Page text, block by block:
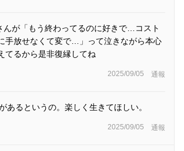
んが「もう終わってるのに好きで…コスト
手放せなくて変で…」って泣きながら本心
てるから是非復縁してね
2025/09/05 通報
あるというの。楽しく生きてほしい。
2025/09/05 通報